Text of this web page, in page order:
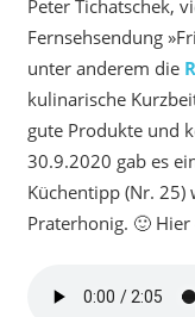
Peter Tichatschek,
Fernsehsendung
unter anderem die
kulinarische
gute Produkte und
30.9.2020 gab es
Küchentipp (Nr.
Praterhonig. 🙂